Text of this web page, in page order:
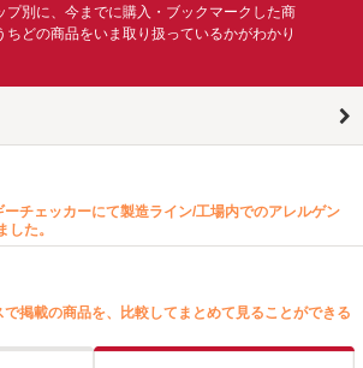
プ別に、今までに購入・ブックマークした商
ちどの商品をいま取り扱っているかがわかり
ーチェッカーにて製造ライン/工場内でのアレルゲン
た。
で掲載の商品を、比較してまとめて見ることができる